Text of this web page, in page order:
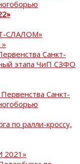
СЛАЛОМ»
Санкт-
этапа ЧиП СЗФО
Санкт-
по ралли-кроссу,